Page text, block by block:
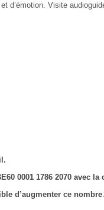
d’émotion. Visite
0001 1786 2070 avec
d’augmenter ce nombre